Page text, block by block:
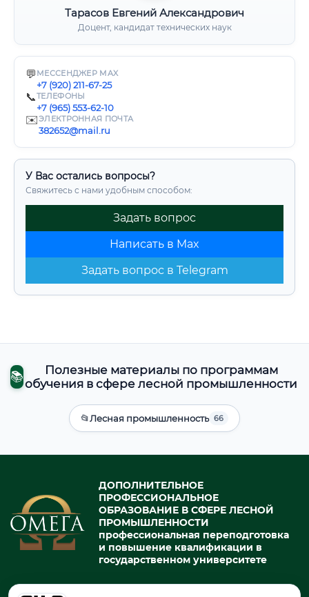
Тарасов Евгений Александрович
Доцент, кандидат технических наук
💬 МЕССЕНДЖЕР MAX
+7 (920) 211-67-25
📞ТЕЛЕФОНЫ
+7 (965) 553-62-10
✉️ЭЛЕКТРОННАЯ ПОЧТА
382652@mail.ru
У Вас остались вопросы?
Свяжитесь с нами удобным способом:
Задать вопрос
Написать в Max
Задать вопрос в Telegram
📚
Полезные материалы по программам
обучения в сфере лесной промышленности
📂Лесная промышленность 66
ДОПОЛНИТЕЛЬНОЕ
ПРОФЕССИОНАЛЬНОЕ
ОБРАЗОВАНИЕ В СФЕРЕ ЛЕСНОЙ
ПРОМЫШЛЕННОСТИ
профессиональная переподготовка
и повышение квалификации в
государственном университете